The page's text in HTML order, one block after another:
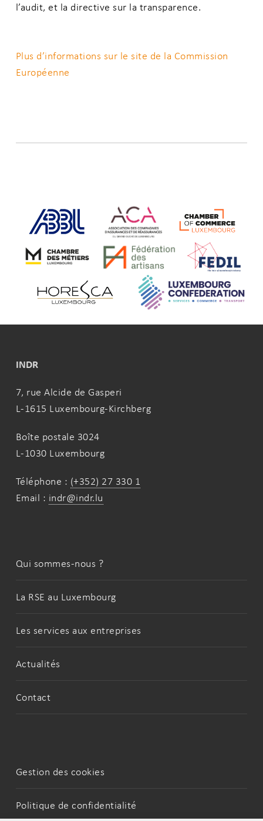
l’audit, et la directive sur la transparence.
Plus d’informations sur le site de la Commission
Européenne
INDR
7, rue Alcide de Gasperi
L-1615 Luxembourg-Kirchberg
Boîte postale 3024
L-1030 Luxembourg
Téléphone : (+352) 27 330 1
Email : indr@indr.lu
Qui sommes-nous ?
La RSE au Luxembourg
Les services aux entreprises
Actualités
Contact
Gestion des cookies
Politique de confidentialité